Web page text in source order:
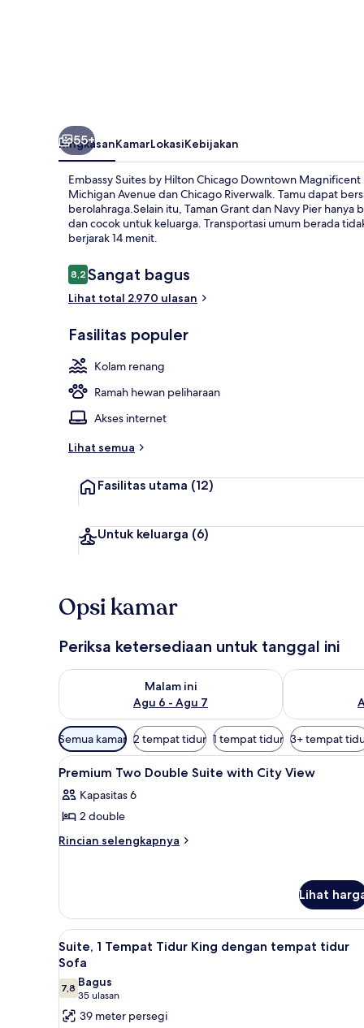
55+
RingkasanKamarLokasiKebijakan
Embassy Suites by Hilton Chicago Downtown
Michigan Avenue dan Chicago Riverwalk. Tamu dapat
berolahraga.Selain itu, Taman Grant dan Navy Pier
dan cocok untuk keluarga. Transportasi umum berada
berjarak 14 menit.
Ulasan
8,28,2 dari 10
Sangat bagus
Lihat total 2.970 ulasan
Fasilitas populer
Kolam renang
Ramah hewan peliharaan
Akses internet
Lihat semua
Fasilitas utama (12)
Untuk keluarga (6)
Opsi kamar
Periksa ketersediaan untuk tanggal ini
Malam ini
Agu 6 - Agu 7
Periksa ketersediaan untuk malam ini Agu 6 - Agu 7
Periksa
Filter
tersedia
untuk
Semua kamar 2 tempat tidur 1 tempat tidur 3+ tempat
Lihat
semua
foto
untuk
Premium
with
City
View
Seprai antialergi, brankas,
3
Premium Two Double Suite with City View
Kapasitas 6
2 double
Rincian selengkapnya
Rincian
Two
Double
Suite
with
City
View
Lihat
Lihat
semua
foto
untuk
Suite,
Seprai antialergi, brankas,
4
Suite, 1 Tempat Tidur King dengan tempat tidur
Sofa
7,87,8 dari 10
Bagus
35 ulasan
(35
ulasan)
39 meter persegi